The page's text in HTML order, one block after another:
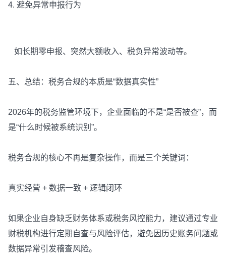
4. 避免异常申报行为
如长期零申报、突然大额收入、税负异常波动等。
五、总结：税务合规的本质是“数据真实性”
2026年的税务监管环境下，企业面临的不是“是否被查”，而
是“什么时候被系统识别”。
税务合规的核心不再是复杂操作，而是三个关键词：
真实经营 + 数据一致 + 逻辑闭环
如果企业自身缺乏财务体系或税务风控能力，建议通过专业
财税机构进行定期自查与风险评估，避免因历史账务问题或
数据异常引发稽查风险。